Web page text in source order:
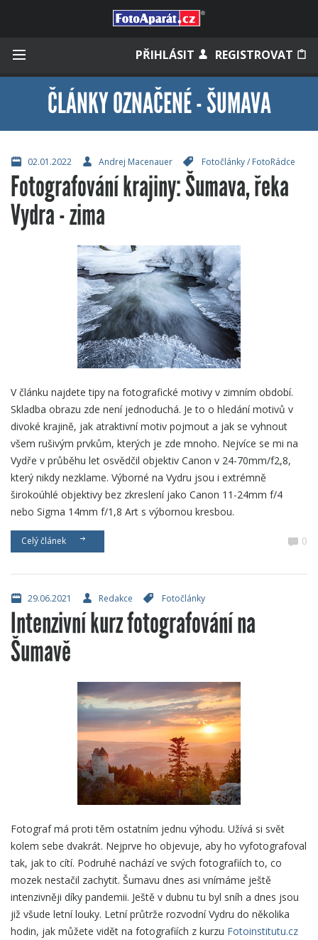
PŘIHLÁSIT REGISTROVAT
Zapamatovat
Zapomněli jste heslo?
ČLÁNKY OZNAČENÉ - ŠUMAVA
02.01.2022 Andrej Macenauer Fotočlánky/ FotoRádce
Fotografování krajiny: Šumava, řeka
Vydra - zima
V článku najdete tipy na fotografické motivy v zimním období.
Skladba obrazu zde není jednoduchá. Je to o hledání motivů v
divoké krajině, jak atraktivní motiv pojmout a jak se vyhnout
všem rušivým prvkům, kterých je zde mnoho. Nejvíce se mi na
Vydře v průběhu let osvědčil objektiv Canon v 24-70mm/f2,8,
který nikdy nezklame. Výborné na Vydru jsou i extrémně
širokoúhlé objektivy bez zkreslení jako Canon 11-24mm f/4
nebo Sigma 14mm f/1,8 Art s výbornou kresbou.
Celý článek 0
29.06.2021 Redakce Fotočlánky
Intenzivní kurz fotografování na
Šumavě
Fotograf má proti těm ostatním jednu výhodu. Užívá si svět
kolem sebe dvakrát. Nejprve ho objevuje, aby ho vyfotografoval
tak, jak to cítí. Podruhé nachází ve svých fotografiích to, co
mozek nestačil zachytit. Šumavu dnes asi vnímáme ještě
intenzivněji díky pandemii. Ještě v dubnu tu byl sníh a dnes jsou
již všude letní louky. Letní průtrže rozvodní Vydru do několika
hodin, jak můžete vidět na fotografiích z kurzu Fotoinstitutu.cz